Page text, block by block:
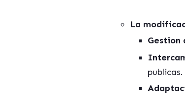
La
Gestion
publicas.